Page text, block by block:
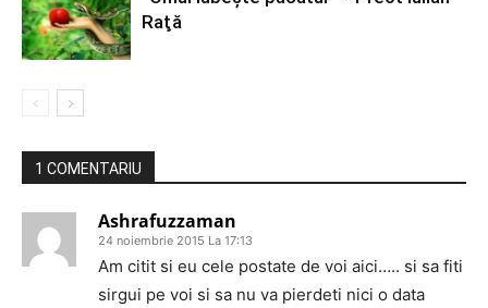
Raţă
1 COMENTARIU
Ashrafuzzaman
24 noiembrie 2015 La 17:13
Am citit si eu cele postate de voi aici….. si sa fiti
sirgui pe voi si sa nu va pierdeti nici o data